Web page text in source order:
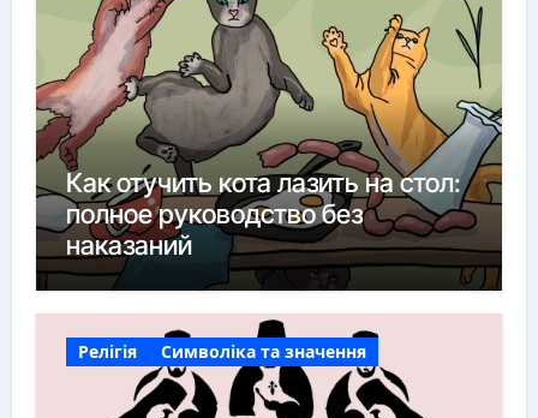
Как отучить кота лазить на стол:
полное руководство без
наказаний
Релігія Символіка та значення